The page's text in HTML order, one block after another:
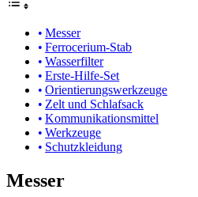
Messer
Ferrocerium-Stab
Wasserfilter
Erste-Hilfe-Set
Orientierungswerkzeuge
Zelt und Schlafsack
Kommunikationsmittel
Werkzeuge
Schutzkleidung
Messer